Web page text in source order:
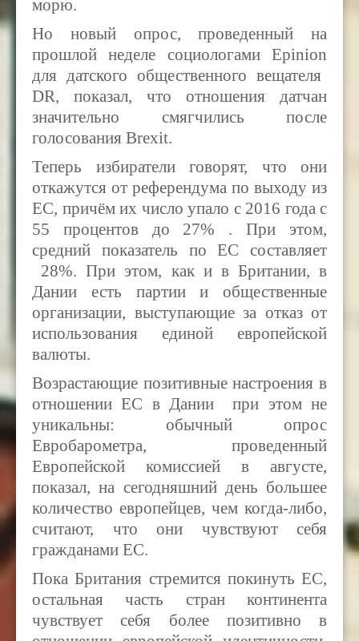
морю.
Но новый опрос, проведенный на
прошлой неделе социологами Epinion
для датского общественного вещателя
DR, показал, что отношения датчан
значительно смягчились после
голосования Brexit.
Теперь избиратели говорят, что они
откажутся от референдума по выходу из
ЕС, причём их число упало с 2016 года с
55 процентов до 27% . При этом,
средний показатель по ЕС составляет
28%. При этом, как и в Британии, в
Дании есть партии и общественные
организации, выступающие за отказ от
использования единой европейской
валюты.
Возрастающие позитивные настроения в
отношении ЕС в Дании при этом не
уникальны: обычный опрос
Евробарометра, проведенный
Европейской комиссией в августе,
показал, на сегодняшний день большее
количество европейцев, чем когда-либо,
считают, что они чувствуют себя
гражданами ЕС.
Пока Британия стремится покинуть ЕС,
остальная часть стран континента
чувствует себя более позитивно в